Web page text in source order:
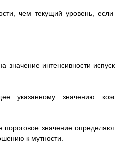
чем текущий уровень, если
значение интенсивности
указанному значению
значение
к мутности.